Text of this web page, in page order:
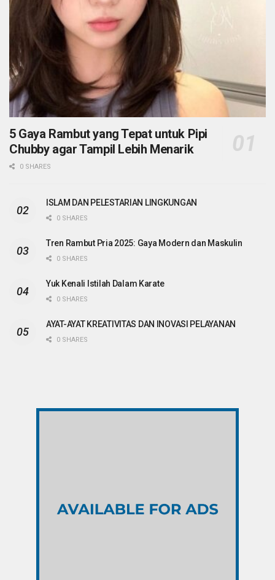
5 Gaya Rambut yang Tepat untuk Pipi
Chubby agar Tampil Lebih Menarik
0 SHARES
ISLAM DAN PELESTARIAN LINGKUNGAN
0 SHARES
Tren Rambut Pria 2025: Gaya Modern dan Maskulin
0 SHARES
Yuk Kenali Istilah Dalam Karate
0 SHARES
AYAT-AYAT KREATIVITAS DAN INOVASI PELAYANAN
0 SHARES